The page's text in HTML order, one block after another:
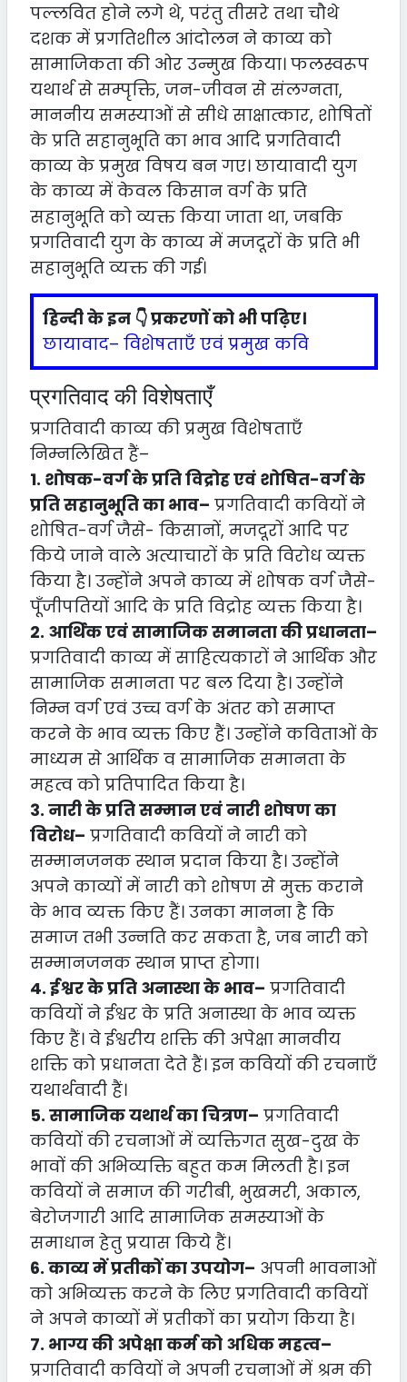
पल्लवित होने लगे थे, परंतु तीसरे तथा चौथे
दशक में प्रगतिशील आंदोलन ने काव्य को
सामाजिकता की ओर उन्मुख किया। फलस्वरूप
यथार्थ से सम्पृक्ति, जन-जीवन से संलग्नता,
माननीय समस्याओं से सीधे साक्षात्कार, शोषितों
के प्रति सहानुभूति का भाव आदि प्रगतिवादी
काव्य के प्रमुख विषय बन गए। छायावादी युग
के काव्य में केवल किसान वर्ग के प्रति
सहानुभूति को व्यक्त किया जाता था, जबकि
प्रगतिवादी युग के काव्य में मजदूरों के प्रति भी
सहानुभूति व्यक्त की गई।
हिन्दी के इन 👇 प्रकरणों को भी पढ़िए।
छायावाद– विशेषताएँ एवं प्रमुख कवि
प्रगतिवाद की विशेषताएँ
प्रगतिवादी काव्य की प्रमुख विशेषताएँ
निम्नलिखित हैं–
1. शोषक-वर्ग के प्रति विद्रोह एवं शोषित-वर्ग के
प्रति सहानुभूति का भाव– प्रगतिवादी कवियों ने
शोषित-वर्ग जैसे- किसानों, मजदूरों आदि पर
किये जाने वाले अत्याचारों के प्रति विरोध व्यक्त
किया है। उन्होंने अपने काव्य में शोषक वर्ग जैसे-
पूँजीपतियों आदि के प्रति विद्रोह व्यक्त किया है।
2. आर्थिक एवं सामाजिक समानता की प्रधानता–
प्रगतिवादी काव्य में साहित्यकारों ने आर्थिक और
सामाजिक समानता पर बल दिया है। उन्होंने
निम्न वर्ग एवं उच्च वर्ग के अंतर को समाप्त
करने के भाव व्यक्त किए हैं। उन्होंने कविताओं के
माध्यम से आर्थिक व सामाजिक समानता के
महत्व को प्रतिपादित किया है।
3. नारी के प्रति सम्मान एवं नारी शोषण का
विरोध– प्रगतिवादी कवियों ने नारी को
सम्मानजनक स्थान प्रदान किया है। उन्होंने
अपने काव्यों में नारी को शोषण से मुक्त कराने
के भाव व्यक्त किए हैं। उनका मानना है कि
समाज तभी उन्नति कर सकता है, जब नारी को
सम्मानजनक स्थान प्राप्त होगा।
4. ईश्वर के प्रति अनास्था के भाव– प्रगतिवादी
कवियों ने ईश्वर के प्रति अनास्था के भाव व्यक्त
किए हैं। वे ईश्वरीय शक्ति की अपेक्षा मानवीय
शक्ति को प्रधानता देते हैं। इन कवियों की रचनाएँ
यथार्थवादी हैं।
5. सामाजिक यथार्थ का चित्रण– प्रगतिवादी
कवियों की रचनाओं में व्यक्तिगत सुख-दुख के
भावों की अभिव्यक्ति बहुत कम मिलती है। इन
कवियों ने समाज की गरीबी, भुखमरी, अकाल,
बेरोजगारी आदि सामाजिक समस्याओं के
समाधान हेतु प्रयास किये हैं।
6. काव्य में प्रतीकों का उपयोग– अपनी भावनाओं
को अभिव्यक्त करने के लिए प्रगतिवादी कवियों
ने अपने काव्यों में प्रतीकों का प्रयोग किया है।
7. भाग्य की अपेक्षा कर्म को अधिक महत्व–
प्रगतिवादी कवियों ने अपनी रचनाओं में श्रम की